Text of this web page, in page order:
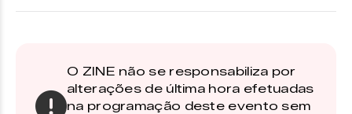
O ZINE não se responsabiliza por
alterações de última hora efetuadas
na programação deste evento sem